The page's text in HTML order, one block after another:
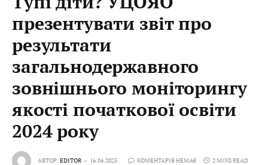
презентувати звіт про
результати
загальнодержавного
зовнішнього моніторингу
якості початкової освіти
2024 року
АВТОР:EDITOR 16.04.2025 КОМЕНТАРІВ НЕМАЄ 2 MINS READ